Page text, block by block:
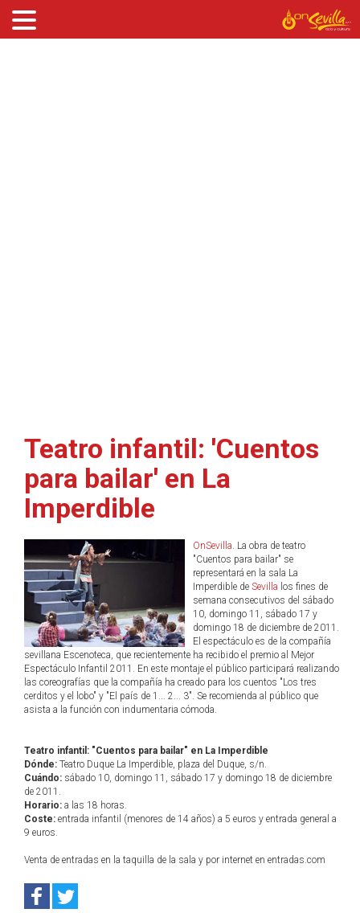
Teatro infantil: 'Cuentos
para bailar' en La
Imperdible
OnSevilla. La obra de teatro
"Cuentos para bailar" se
representará en la sala La
Imperdible de Sevilla los fines de
semana consecutivos del sábado
10, domingo 11, sábado 17 y
domingo 18 de diciembre de 2011.
El espectáculo es de la compañía
sevillana Escenoteca, que recientemente ha recibido el premio al Mejor
Espectáculo Infantil 2011. En este montaje el público participará realizando
las coreografías que la compañía ha creado para los cuentos "Los tres
cerditos y el lobo" y "El país de 1... 2... 3". Se recomienda al público que
asista a la función con indumentaria cómoda.
Teatro infantil: "Cuentos para bailar" en La Imperdible
Dónde: Teatro Duque La Imperdible, plaza del Duque, s/n.
Cuándo: sábado 10, domingo 11, sábado 17 y domingo 18 de diciembre
de 2011.
Horario: a las 18 horas.
Coste: entrada infantil (menores de 14 años) a 5 euros y entrada general a
9 euros.
Venta de entradas en la taquilla de la sala y por internet en entradas.com